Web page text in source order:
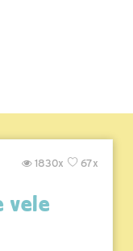
67x
1830x
vele